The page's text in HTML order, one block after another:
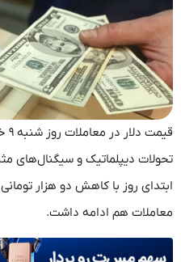
تحولات دیپلماتیک و سیگنال‌های
ابتدای روز با کاهش دو هزار
معاملات هم ادامه داشت.